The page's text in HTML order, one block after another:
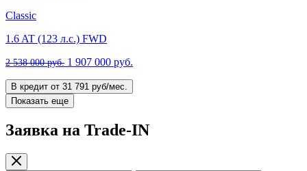
Classic
1.6 AT (123 л.с.) FWD
2 538 000 руб. 1 907 000 руб.
В кредит от 31 791 руб/мес.
Показать еще
Заявка на Trade-IN